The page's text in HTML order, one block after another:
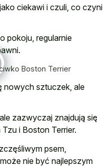
ciekawi i czuli, co czyni
pokoju, regularnie
Boston Terrier
nowych sztuczek, ale
zazwyczaj znajdują się
i Boston Terrier.
psem,
nie być najlepszym